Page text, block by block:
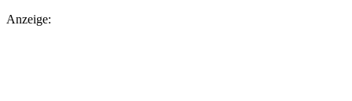
Anzeige: